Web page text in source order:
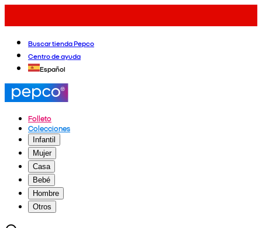
Buscar tienda Pepco
Centro de ayuda
Español
Folleto
Colecciones
Infantil
Mujer
Casa
Bebé
Hombre
Otros